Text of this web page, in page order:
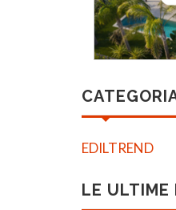
EDILTREND
LE ULTIME